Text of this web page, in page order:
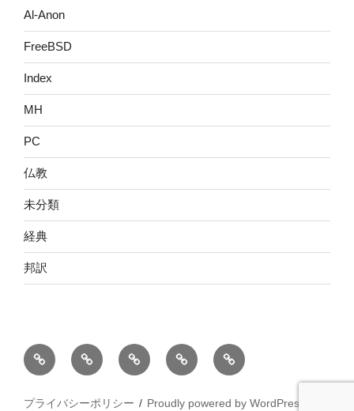
Al-Anon
FreeBSD
Index
MH
PC
仏教
未分類
経典
邦訳
ホ
ー
ブ
ロ
WIKI
コ
ン
プ
ラ
プライバシーポリシー Proudly powered by WordPress